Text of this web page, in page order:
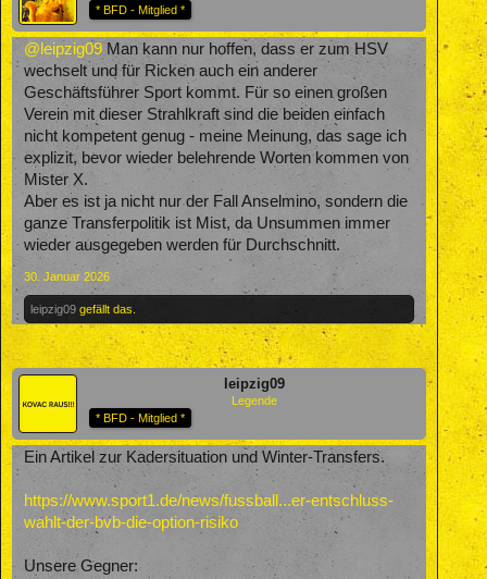
* BFD - Mitglied *
@leipzig09 Man kann nur hoffen, dass er zum HSV
wechselt und für Ricken auch ein anderer
Geschäftsführer Sport kommt. Für so einen großen
Verein mit dieser Strahlkraft sind die beiden einfach
nicht kompetent genug - meine Meinung, das sage ich
explizit, bevor wieder belehrende Worten kommen von
Mister X.
Aber es ist ja nicht nur der Fall Anselmino, sondern die
ganze Transferpolitik ist Mist, da Unsummen immer
wieder ausgegeben werden für Durchschnitt.
30. Januar 2026
leipzig09 gefällt das.
leipzig09
Legende
* BFD - Mitglied *
Ein Artikel zur Kadersituation und Winter-Transfers.
https://www.sport1.de/news/fussball...er-entschluss-
wahlt-der-bvb-die-option-risiko
Unsere Gegner: